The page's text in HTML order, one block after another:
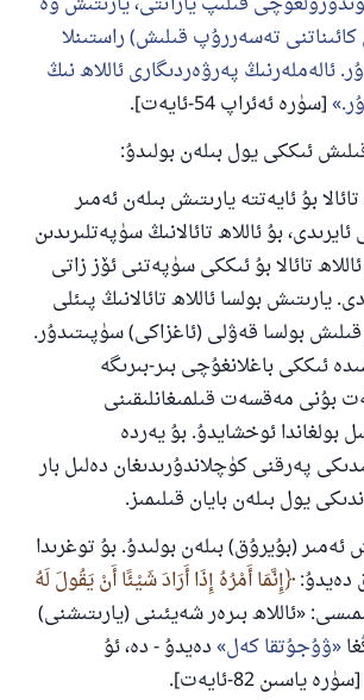
تەسەررۇپ قىلىش) راستىنلا
ئالەملەرنىڭ پەرۋەردىگارى ئاللاھ نىڭ
[سۈرە ئەئراپ 54-ئايەت].
ئىككى يول بىلەن بولىدۇ:
بۇ ئايەتتە يارىتىش بىلەن ئەمىر
بۇ ئاللاھ تائالانىڭ سۈپەتلىرىدىن
تائالا بۇ ئىككى سۈپەتنى ئۆز زاتى
يارىتىش بولسا ئاللاھ تائالانىڭ پىئلى
بولسا قەۋلى (ئاغزاكى) سۈپىتىدۇر.
ئىككى باغلانغۇچى بىر-بىرىگە
بۇنى مەقسەت قىلمىغانلىقىنى
بولغاندا ئوخشايدۇ. بۇ يەردە
پەرقنى كۈچلاندۇرىدىغان دەلىل بار
يول بىلەن بايان قىلىمىز.
(بۇيرۇق) بىلەن بولىدۇ. بۇ توغرىدا
دەيدۇ: إِنَّمَا أَمْرُهُ إِذَا أَرَادَ شَيْئًا أَنْ يَقُولَ لَهُ
«ئاللاھ بىرەر شەيئىنى (يارىتىشنى)
ۋۇجۇتقا كەل دەيدۇ - دە، ئۇ
82-ئايەت].